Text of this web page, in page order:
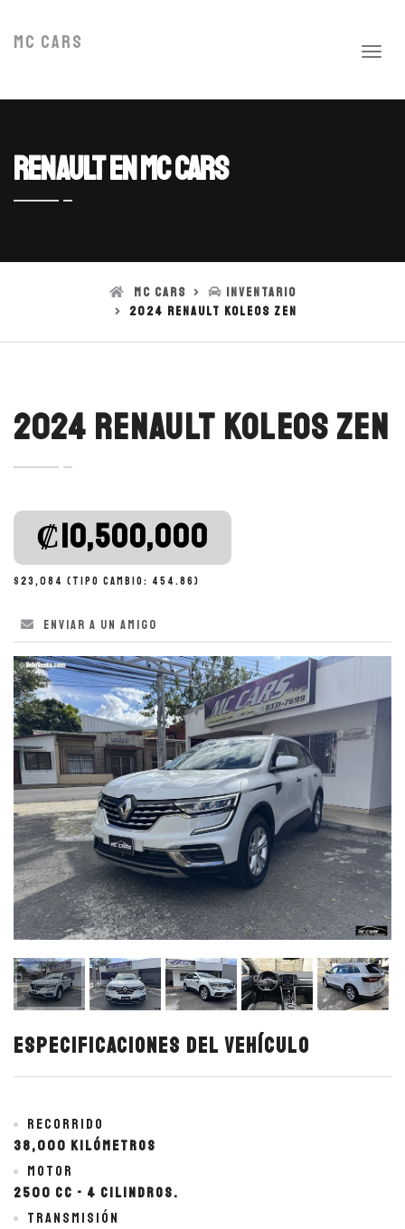
MC Cars
Renault en MC Cars
MC Cars
Inventario
2024 Renault Koleos ZEN
2024 RENAULT KOLEOS ZEN
‎₡10,500,000
$23,084 (Tipo cambio: 454.86)
Enviar a un amigo
Especificaciones del vehículo
Recorrido
38,000 kilómetros
Motor
2500 cc - 4 cilindros.
Transmisión